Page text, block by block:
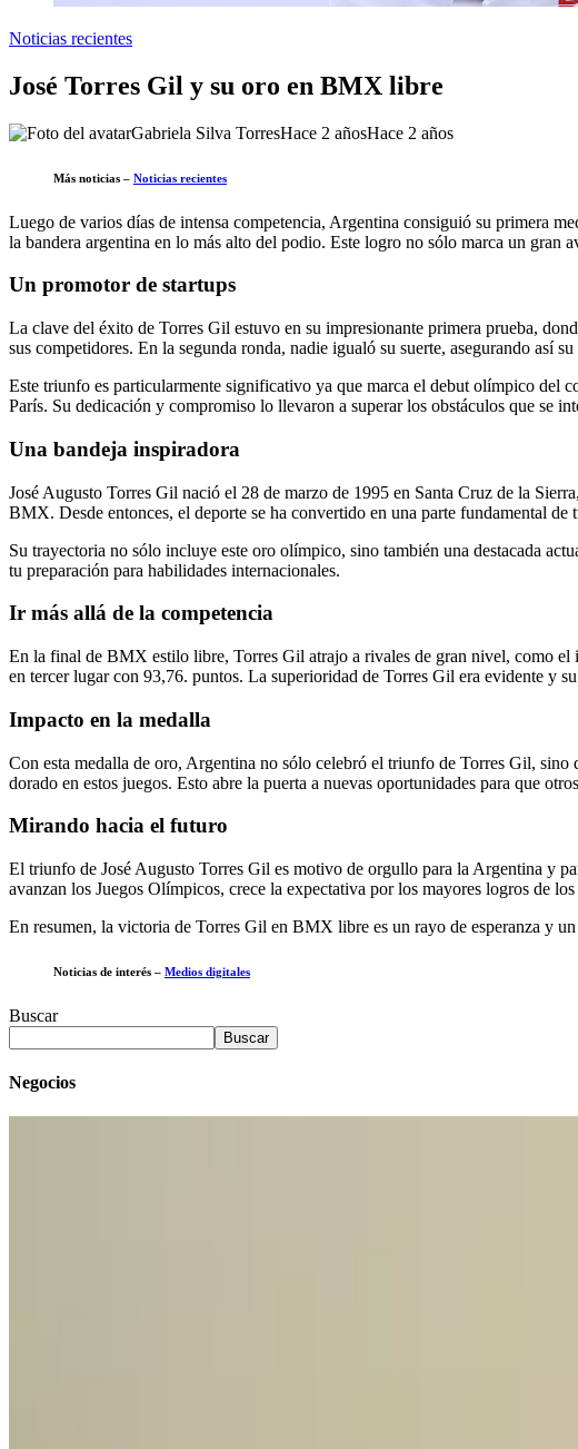
Noticias recientes
José Torres Gil y su oro en BMX libre
Gabriela Silva TorresHace 2 añosHace 2 años
Más noticias – Noticias recientes
Luego de varios días de intensa competencia, Argentina consiguió su primera
la bandera argentina en lo más alto del podio. Este logro no sólo marca un
Un promotor de startups
La clave del éxito de Torres Gil estuvo en su impresionante primera prueba,
sus competidores. En la segunda ronda, nadie igualó su suerte, asegurando así
Este triunfo es particularmente significativo ya que marca el debut olímpico del
París. Su dedicación y compromiso lo llevaron a superar los obstáculos que se
Una bandeja inspiradora
José Augusto Torres Gil nació el 28 de marzo de 1995 en Santa Cruz de la
BMX. Desde entonces, el deporte se ha convertido en una parte fundamental
Su trayectoria no sólo incluye este oro olímpico, sino también una destacada
tu preparación para habilidades internacionales.
Ir más allá de la competencia
En la final de BMX estilo libre, Torres Gil atrajo a rivales de gran nivel, como
en tercer lugar con 93,76. puntos. La superioridad de Torres Gil era evidente y
Impacto en la medalla
Con esta medalla de oro, Argentina no sólo celebró el triunfo de Torres Gil,
dorado en estos juegos. Esto abre la puerta a nuevas oportunidades para que
Mirando hacia el futuro
El triunfo de José Augusto Torres Gil es motivo de orgullo para la Argentina y
avanzan los Juegos Olímpicos, crece la expectativa por los mayores logros de
En resumen, la victoria de Torres Gil en BMX libre es un rayo de esperanza y
Noticias de interés – Medios digitales
Buscar
Buscar
Negocios